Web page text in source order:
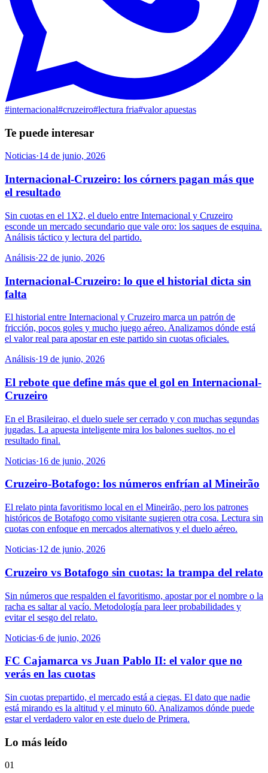
#internacional#cruzeiro#lectura fria#valor apuestas
Te puede interesar
Noticias·14 de junio, 2026
Internacional-Cruzeiro: los córners pagan más que
el resultado
Sin cuotas en el 1X2, el duelo entre Internacional y Cruzeiro
esconde un mercado secundario que vale oro: los saques de esquina.
Análisis táctico y lectura del partido.
Análisis·22 de junio, 2026
Internacional-Cruzeiro: lo que el historial dicta sin
falta
El historial entre Internacional y Cruzeiro marca un patrón de
fricción, pocos goles y mucho juego aéreo. Analizamos dónde está
el valor real para apostar en este partido sin cuotas oficiales.
Análisis·19 de junio, 2026
El rebote que define más que el gol en Internacional-
Cruzeiro
En el Brasileirao, el duelo suele ser cerrado y con muchas segundas
jugadas. La apuesta inteligente mira los balones sueltos, no el
resultado final.
Noticias·16 de junio, 2026
Cruzeiro-Botafogo: los números enfrían al Mineirão
El relato pinta favoritismo local en el Mineirão, pero los patrones
históricos de Botafogo como visitante sugieren otra cosa. Lectura sin
cuotas con enfoque en mercados alternativos y el duelo aéreo.
Noticias·12 de junio, 2026
Cruzeiro vs Botafogo sin cuotas: la trampa del relato
Sin números que respalden el favoritismo, apostar por el nombre o la
racha es saltar al vacío. Metodología para leer probabilidades y
evitar el sesgo del relato.
Noticias·6 de junio, 2026
FC Cajamarca vs Juan Pablo II: el valor que no
verás en las cuotas
Sin cuotas prepartido, el mercado está a ciegas. El dato que nadie
está mirando es la altitud y el minuto 60. Analizamos dónde puede
estar el verdadero valor en este duelo de Primera.
Lo más leído
01